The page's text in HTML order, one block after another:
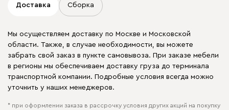
Доставка Сборка
Мы осуществляем доставку по Москве и Московской
области. Также, в случае необходимости, вы можете
забрать свой заказ в пункте самовывоза. При заказе мебели
в регионы мы обеспечиваем доставку груза до терминала
транспортной компании. Подробные условия всегда можно
уточнить у наших менеджеров.
* при оформлении заказа в рассрочку условия других акций на покупку